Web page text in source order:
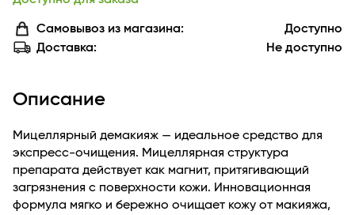
Самовывоз из магазина:
Доступно
Доставка:
Не доступно
Описание
Мицеллярный демакияж — идеальное средство для
экспресс-очищения. Мицеллярная структура
препарата действует как магнит, притягивающий
загрязнения с поверхности кожи. Инновационная
формула мягко и бережно очищает кожу от макияжа,